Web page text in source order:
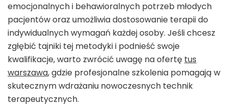
emocjonalnych i behawioralnych potrzeb młodych
pacjentów oraz umożliwia dostosowanie terapii do
indywidualnych wymagań każdej osoby. Jeśli chcesz
zgłębić tajniki tej metodyki i podnieść swoje
kwalifikacje, warto zwrócić uwagę na ofertę tus
warszawa, gdzie profesjonalne szkolenia pomagają w
skutecznym wdrażaniu nowoczesnych technik
terapeutycznych.